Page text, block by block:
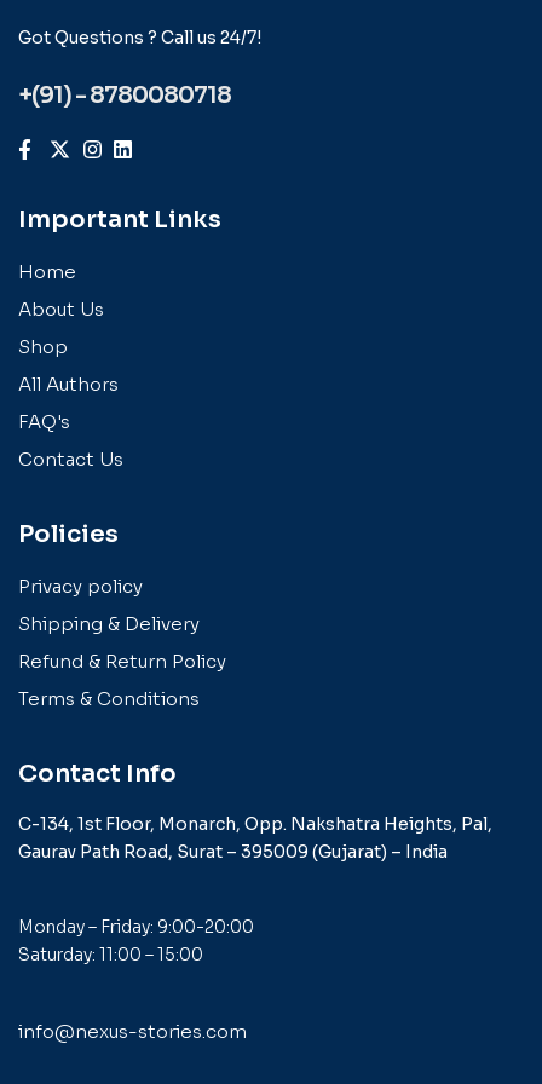
Got Questions ? Call us 24/7!
+(91) - 8780080718
Important Links
Home
About Us
Shop
All Authors
FAQ's
Contact Us
Policies
Privacy policy
Shipping & Delivery
Refund & Return Policy
Terms & Conditions
Contact Info
C-134, 1st Floor, Monarch, Opp. Nakshatra Heights, Pal,
Gaurav Path Road, Surat – 395009 (Gujarat) – India
Monday – Friday: 9:00-20:00
Saturday: 11:00 – 15:00
info@nexus-stories.com